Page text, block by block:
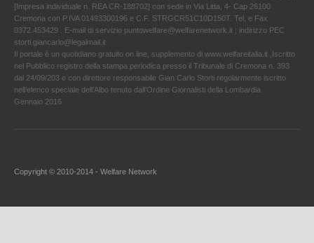
[Impresa individuale n. REA CR-188702] con sede in Via Litta, 4- Cap 26100
Cremona con P.IVA 01493300196 e C.F. STRGCR51C10D150T. Tel. e Fax
0372.453429 . E-mail di servizio puntowelfare@welfarenetwork.it ; indirizzo PEC
storti.giancarlo@legalmail.it
Il portale è un quotidiano gratuito on line, supplemento di www.welfareitalia.it ,Iscritto
nel Pubblico registro della stampa periodica presso il Tribunale di Cremona n. 393
dal 24/09/203 e con direttore responsabile Gian Carlo Storti regolarmente iscritto
nell’elenco speciale dell’Albo tenuto dall’Ordine Giornalisti della Lombardia.
Gennaio 2016
Copyright © 2010-2014 - Welfare Network